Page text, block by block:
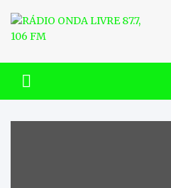
content
RÁDIO ONDA
FM